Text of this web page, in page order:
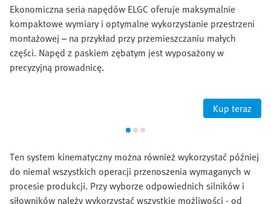
Ekonomiczna seria napędów ELGC oferuje maksymalnie
kompaktowe wymiary i optymalne wykorzystanie przestrzeni
montażowej – na przykład przy przemieszczaniu małych
części. Napęd z paskiem zębatym jest wyposażony w
precyzyjną prowadnicę.
Kup teraz
Ten system kinematyczny można również wykorzystać później
do niemal wszystkich operacji przenoszenia wymaganych w
procesie produkcji. Przy wyborze odpowiednich silników i
siłowników należy wykorzystać wszystkie możliwości - od